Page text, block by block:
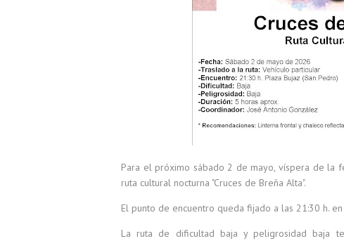
Para el próximo sábado 2 de mayo, víspera de la
ruta cultural nocturna "Cruces de Breña Alta".
El punto de encuentro queda fijado a las 21:30 h.
La ruta de dificultad baja y peligrosidad baja